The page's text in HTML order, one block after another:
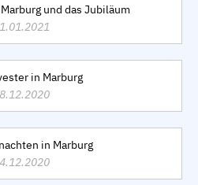
und das Jubiläum
in Marburg
in Marburg